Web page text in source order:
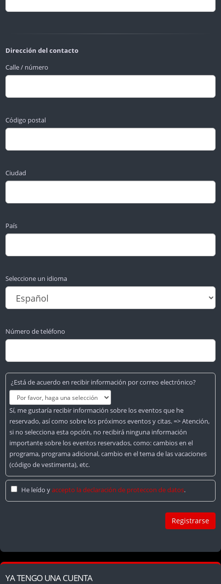
Dirección del contacto
Calle / número
Código postal
Ciudad
País
Seleccione un idioma
Número de teléfono
¿Está de acuerdo en recibir información por correo electrónico?
Sí, me gustaría recibir información sobre los eventos que he
reservado, así como sobre los próximos eventos y citas. => Atención,
si no selecciona esta opción, no recibirá ninguna información
importante sobre los eventos reservados, como: cambios en el
programa, programa adicional, cambio en el tema de las vacaciones
(código de vestimenta), etc.
He leído yaccepto la declaración de proteccon de datos.
YA TENGO UNA CUENTA